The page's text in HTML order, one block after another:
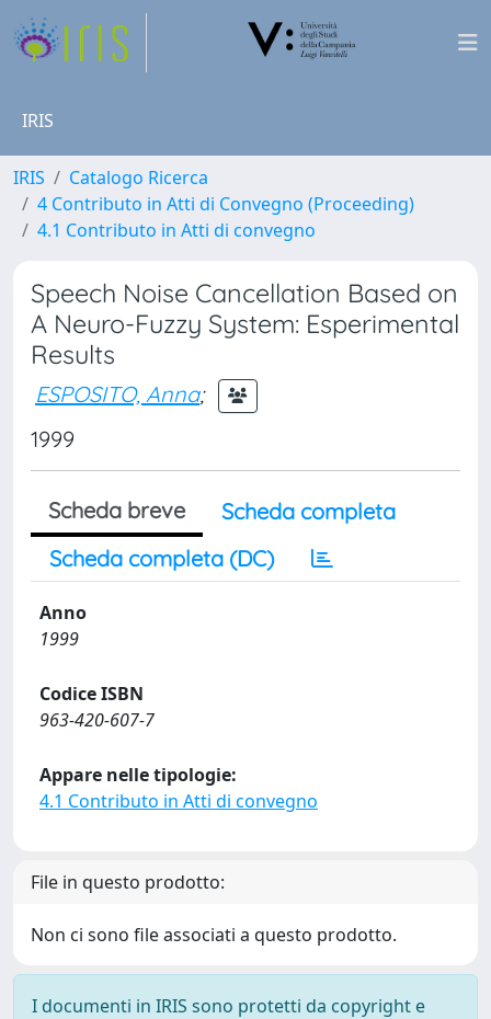
IRIS
IRIS
Catalogo Ricerca
4 Contributo in Atti di Convegno (Proceeding)
4.1 Contributo in Atti di convegno
Speech Noise Cancellation Based on
A Neuro-Fuzzy System: Esperimental
Results
ESPOSITO, Anna;
1999
Scheda breve
Scheda completa
Scheda completa (DC)
Anno
1999
Codice ISBN
963-420-607-7
Appare nelle tipologie:
4.1 Contributo in Atti di convegno
File in questo prodotto:
Non ci sono file associati a questo prodotto.
I documenti in IRIS sono protetti da copyright e